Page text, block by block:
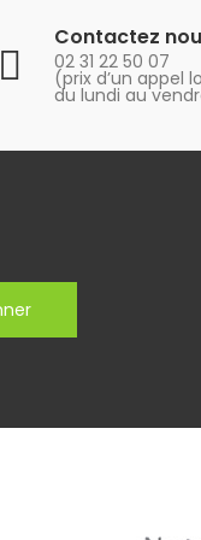
Contactez
02 31 22 50 07
(prix d’un appel
du lundi au